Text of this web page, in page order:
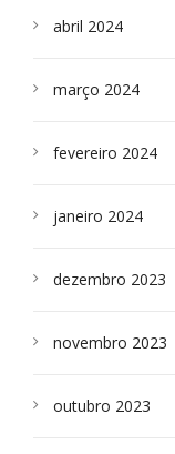
abril 2024
março 2024
fevereiro 2024
janeiro 2024
dezembro 2023
novembro 2023
outubro 2023